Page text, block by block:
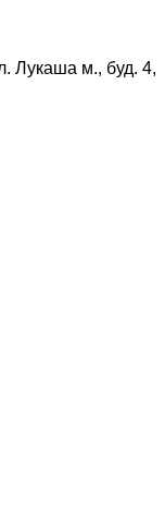
Лукаша м., буд. 4,